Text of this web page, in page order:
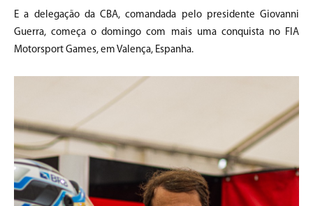
E a delegação da CBA, comandada pelo presidente Giovanni
Guerra, começa o domingo com mais uma conquista no FIA
Motorsport Games, em Valença, Espanha.